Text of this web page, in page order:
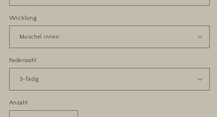
Wicklung
Fadenzahl
Anzahl
Anzahl